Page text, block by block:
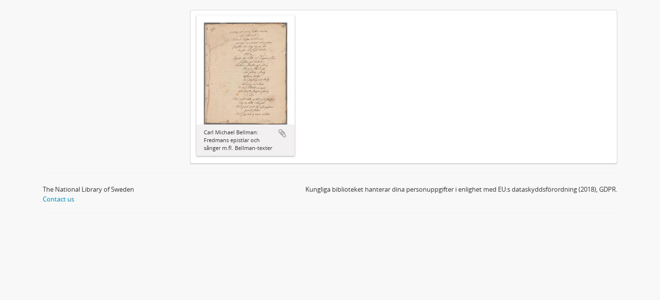
Carl Michael Bellman:
Fredmans epistlar och
sånger m.fl. Bellman-texter
The National Library of Sweden
Contact us
Kungliga biblioteket hanterar dina personuppgifter i enlighet med EU:s dataskyddsförordning (2018), GDPR.